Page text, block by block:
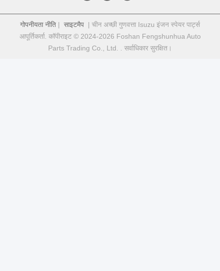
गोपनीयता नीति | साइटमैप | चीन अच्छी गुणवत्ता Isuzu इंजन स्पेयर पार्ट्स
आपूर्तिकर्ता. कॉपीराइट © 2024-2026 Foshan Fengshunhua Auto
Parts Trading Co., Ltd. . सर्वाधिकार सुरक्षित।